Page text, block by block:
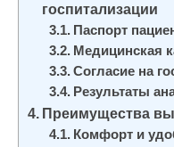
госпитализации
Паспорт
Медицинская
Согласие на
Результаты
Преимущества
Комфорт и